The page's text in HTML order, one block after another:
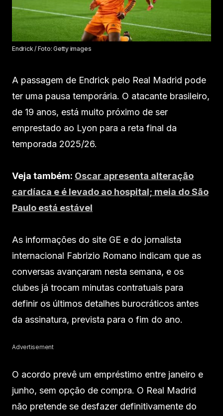
Endrick / Foto: Getty images
A passagem de Endrick pelo Real Madrid pode
ter uma pausa temporária. O atacante brasileiro,
de 19 anos, está muito próximo de ser
emprestado ao Lyon para a reta final da
temporada 2025/26.
Veja também: Oscar apresenta alteração
cardíaca e é levado ao hospital; meia do São
Paulo está estável
As informações do site GE e do jornalista
internacional Fabrizio Romano indicam que as
conversas avançaram nesta semana, e os
clubes já trocam minutas contratuais para
definir os últimos detalhes burocráticos antes
da assinatura, prevista para o fim do ano.
Advertisement
O acordo prevê um empréstimo entre janeiro e
junho, sem opção de compra. O Real Madrid
não pretende se desfazer definitivamente do